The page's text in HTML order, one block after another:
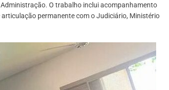
O trabalho inclui acompanhamento
permanente com o Judiciário, Ministério